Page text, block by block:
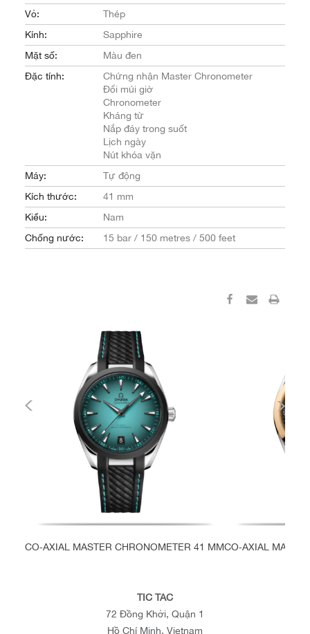
Vỏ:
Thép
Kính:
Sapphire
Mặt số:
Màu đen
Đặc tính:
Chứng nhận Master Chronometer
Đổi múi giờ
Chronometer
Kháng từ
Nắp đáy trong suốt
Lịch ngày
Nút khóa vặn
Máy:
Tự động
Kích thước:
41 mm
Kiểu:
Nam
Chống nước:
15 bar / 150 metres / 500 feet
CO‑AXIAL MASTER CHRONOMETER 41 MMCO‑AXIAL
TIC TAC
72 Đồng Khởi, Quận 1
Hồ Chí Minh, Vietnam